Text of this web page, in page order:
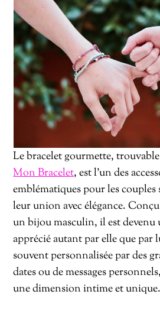
Le bracelet gourmette,
Mon Bracelet, est l’un des
emblématiques pour les
leur union avec élégance.
un bijou masculin, il est devenu
apprécié autant par elle que par
souvent personnalisée par des
dates ou de messages
une dimension intime et unique.